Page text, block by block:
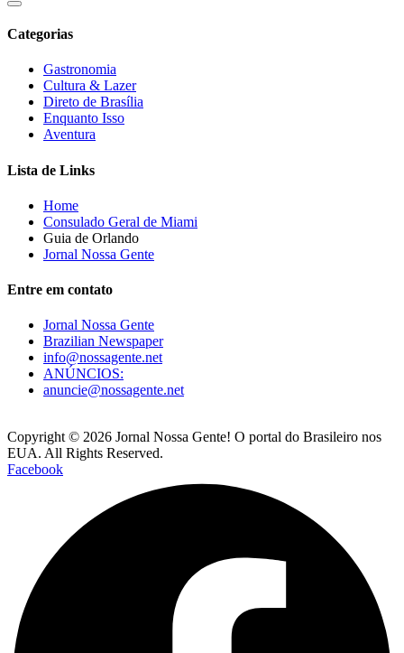
Categorias
Gastronomia
Cultura & Lazer
Direto de Brasília
Enquanto Isso
Aventura
Lista de Links
Home
Consulado Geral de Miami
Guia de Orlando
Jornal Nossa Gente
Entre em contato
Jornal Nossa Gente
Brazilian Newspaper
info@nossagente.net
ANÚNCIOS:
anuncie@nossagente.net
Copyright © 2026 Jornal Nossa Gente! O portal do Brasileiro nos
EUA. All Rights Reserved.
Facebook